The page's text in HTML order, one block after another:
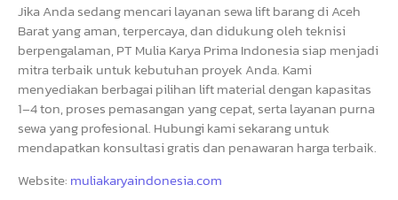
Jika Anda sedang mencari layanan sewa lift barang di Aceh
Barat yang aman, terpercaya, dan didukung oleh teknisi
berpengalaman, PT Mulia Karya Prima Indonesia siap menjadi
mitra terbaik untuk kebutuhan proyek Anda. Kami
menyediakan berbagai pilihan lift material dengan kapasitas
1–4 ton, proses pemasangan yang cepat, serta layanan purna
sewa yang profesional. Hubungi kami sekarang untuk
mendapatkan konsultasi gratis dan penawaran harga terbaik.
Website: muliakaryaindonesia.com